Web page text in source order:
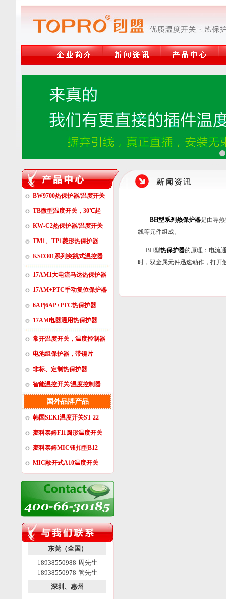
BW9700热保护器/温度开关
TB微型温度开关，30℃起
KW-C2热保护器/温度开关
TM1、TP1菱形热保护器
KSD301系列突跳式温控器
17AM1大电流马达热保护器
17AM+PTC手动复位保护器
6AP|6AP+PTC热保护器
17AM电器通用热保护器
常开温度开关，温度控制器
电池组保护器，带镍片
非标、定制热保护器
智能温控开关/温度控制器
国外品牌产品
韩国SEKI温度开关ST-22
麦科泰姆F11圆形温度开关
麦科泰姆MIC钮扣型B12
MIC敞开式A10温度开关
东莞（全国）
18938550988 周先生
18938550978 管先生
深圳、惠州
BH型系列热保护器是由导
线等元件组成。
BH型热保护器的原理：电流
时，双金属元件迅速动作，打开